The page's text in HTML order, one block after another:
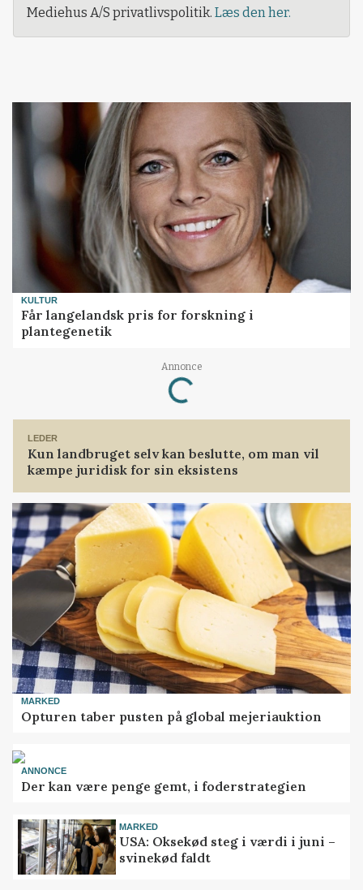
Mediehus A/S privatlivspolitik. Læs den her.
KULTUR
Får langelandsk pris for forskning i
plantegenetik
Annonce
Loading...
LEDER
Kun landbruget selv kan beslutte, om man vil
kæmpe juridisk for sin eksistens
MARKED
Opturen taber pusten på global mejeriauktion
ANNONCE
Der kan være penge gemt, i foderstrategien
MARKED
USA: Oksekød steg i værdi i juni –
svinekød faldt